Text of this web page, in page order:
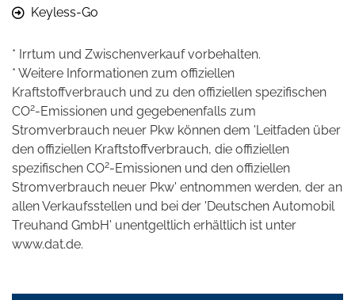
Keyless-Go
* Irrtum und Zwischenverkauf vorbehalten.
* Weitere Informationen zum offiziellen
Kraftstoffverbrauch und zu den offiziellen spezifischen
CO2-Emissionen und gegebenenfalls zum
Stromverbrauch neuer Pkw können dem 'Leitfaden über
den offiziellen Kraftstoffverbrauch, die offiziellen
spezifischen CO2-Emissionen und den offiziellen
Stromverbrauch neuer Pkw' entnommen werden, der an
allen Verkaufsstellen und bei der 'Deutschen Automobil
Treuhand GmbH' unentgeltlich erhältlich ist unter
www.dat.de.